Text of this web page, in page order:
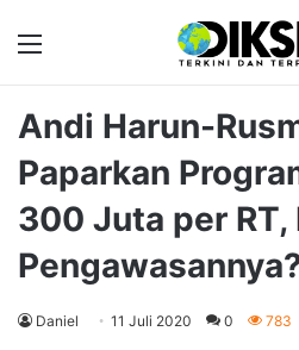
Andi Harun-
Paparkan
300 Juta per RT,
Daniel 11 Juli 2020 0 783